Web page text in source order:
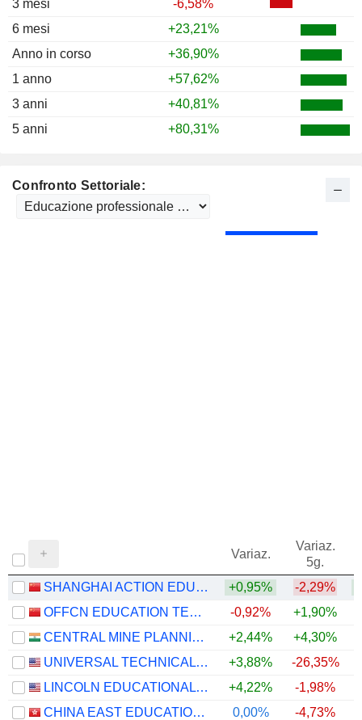
3 mesi
-6,58%
6 mesi
+23,21%
Anno in corso
+36,90%
1 anno
+57,62%
3 anni
+40,81%
5 anni
+80,31%
Confronto Settoriale:
Variaz.
Variaz.
5g.
SHANGHAI ACTION EDUCATION TECHNOLOGY CO.,LTD. +0,95% -2,29%
OFFCN EDUCATION TECHNOLOGY CO., LTD.
-0,92% +1,90%
CENTRAL MINE PLANNING & DESIGN INSTITUTE LIMITED
+2,44%
+4,30%
UNIVERSAL TECHNICAL INSTITUTE, INC.
+3,88% -26,35%
LINCOLN EDUCATIONAL SERVICES CORPORATION
+4,22% -1,98%
CHINA EAST EDUCATION HOLDINGS LIMITED
0,00% -4,73%